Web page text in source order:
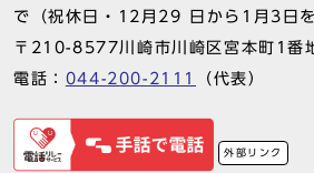
で（祝休日・12月29 日から1月3日を
〒210-8577川崎市川崎区宮本町1番
電話： 044-200-2111 （代表）
外部リンク